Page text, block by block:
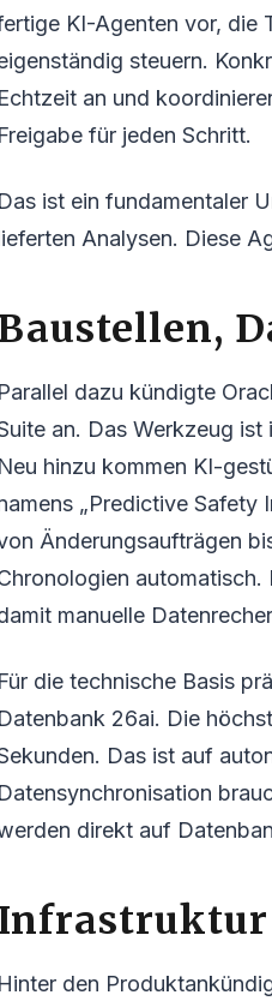
KI-Agenten vor, die
steuern.
Echtzeit an und
Freigabe für jeden Schritt.
Das ist ein fundamentaler
Analysen. Diese
Parallel dazu kündigte
an. Das Werkzeug
Neu hinzu kommen KI-
„Predictive Safety
Änderungsaufträgen
manuelle
Für die technische Basis
Datenbank 26ai. Die
Das ist auf
Datensynchronisation
direkt auf
Hinter den